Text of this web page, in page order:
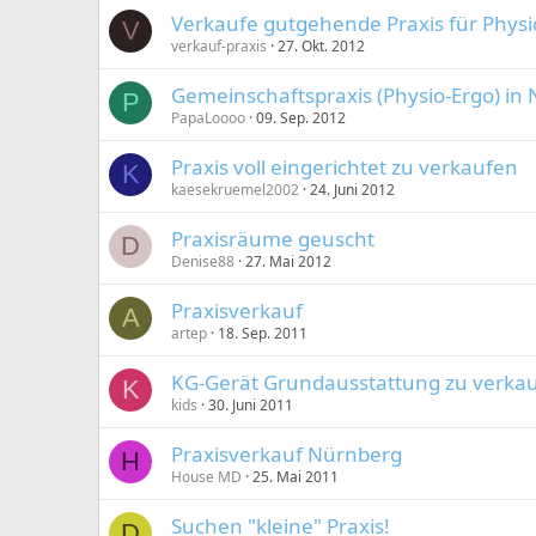
V Verkaufe gutgehende Praxis für
verkauf-praxis 27. Okt. 2012
P Gemeinschaftspraxis (Physio-Ergo) in
PapaLoooo 09. Sep. 2012
K Praxis voll eingerichtet zu verkaufen
kaesekruemel2002 24. Juni 2012
D Praxisräume geuscht
Denise88 27. Mai 2012
A Praxisverkauf
artep 18. Sep. 2011
K KG-Gerät Grundausstattung zu
kids 30. Juni 2011
H Praxisverkauf Nürnberg
House MD 25. Mai 2011
Suchen "kleine" Praxis!